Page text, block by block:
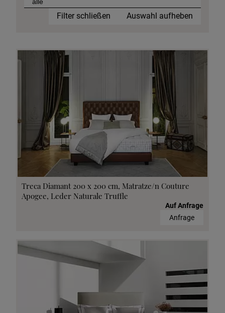
Filter schließen Auswahl aufheben
Treca Diamant 200 x 200 cm, Matratze/n Couture
Apogee, Leder Naturale Truffle
Auf Anfrage
Anfrage